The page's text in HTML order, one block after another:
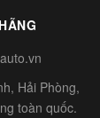
Hải Phòng,
toàn quốc.